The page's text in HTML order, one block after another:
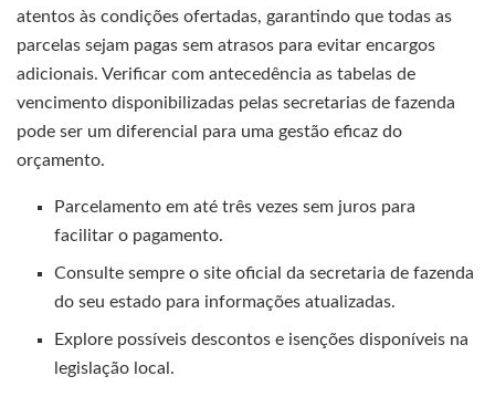
atentos às condições ofertadas, garantindo que todas as
parcelas sejam pagas sem atrasos para evitar encargos
adicionais. Verificar com antecedência as tabelas de
vencimento disponibilizadas pelas secretarias de fazenda
pode ser um diferencial para uma gestão eficaz do
orçamento.
Parcelamento em até três vezes sem juros para
facilitar o pagamento.
Consulte sempre o site oficial da secretaria de fazenda
do seu estado para informações atualizadas.
Explore possíveis descontos e isenções disponíveis na
legislação local.